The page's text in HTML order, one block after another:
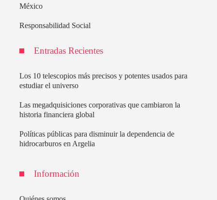
México
Responsabilidad Social
Entradas Recientes
Los 10 telescopios más precisos y potentes usados para
estudiar el universo
Las megadquisiciones corporativas que cambiaron la
historia financiera global
Políticas públicas para disminuir la dependencia de
hidrocarburos en Argelia
Información